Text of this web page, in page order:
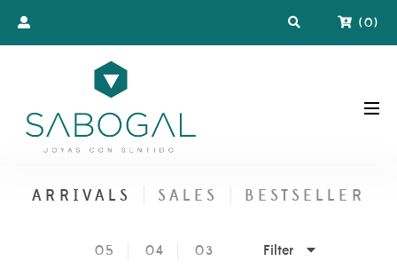
(0)
ARRIVALS SALES BESTSELLER
05 04 03 Filter